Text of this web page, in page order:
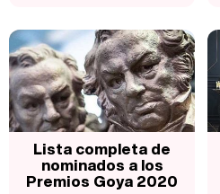
Lista completa de
nominados a los
Premios Goya 2020